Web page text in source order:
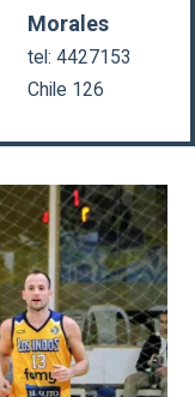
Morales
tel: 4427153
Chile 126